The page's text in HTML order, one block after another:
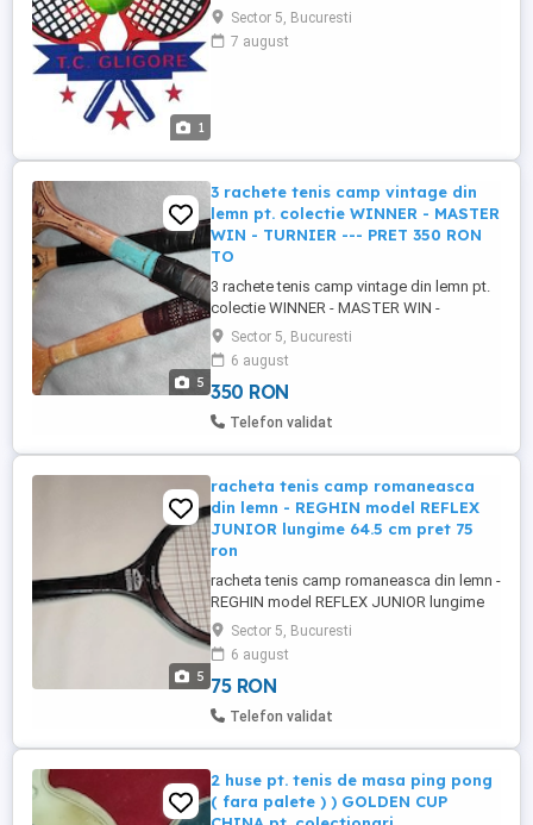
1
antrenori calificati de luni pana
duminica.Loc de desfasurare clubul
Steaua si clubul Mazicon.Relatii la tel
Sector 5, Bucuresti
7 august
5
3 rachete tenis camp vintage din
lemn pt. colectie WINNER - MASTER
WIN - TURNIER --- PRET 350 RON
TO
3 rachete tenis camp vintage din lemn pt.
colectie WINNER - MASTER WIN -
TURNIER --- PRET 350 RON TOATE TREI
Sector 5, Bucuresti
6 august
350 RON
Telefon validat
5
racheta tenis camp romaneasca
din lemn - REGHIN model REFLEX
JUNIOR lungime 64.5 cm pret 75
ron
racheta tenis camp romaneasca din lemn -
REGHIN model REFLEX JUNIOR lungime
64.5 cm pret 75 ron
Sector 5, Bucuresti
6 august
75 RON
Telefon validat
2 huse pt. tenis de masa ping pong
( fara palete ) ) GOLDEN CUP